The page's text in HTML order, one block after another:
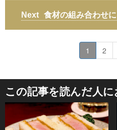
食材の組み合わせ
1 2
この記事を読んだ人